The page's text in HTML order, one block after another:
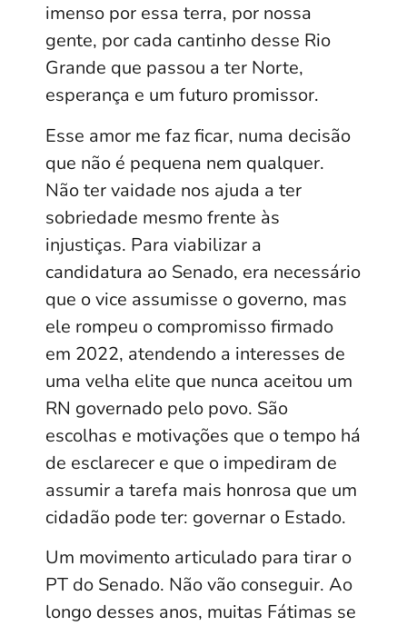
imenso por essa terra, por nossa
gente, por cada cantinho desse Rio
Grande que passou a ter Norte,
esperança e um futuro promissor.
Esse amor me faz ficar, numa decisão
que não é pequena nem qualquer.
Não ter vaidade nos ajuda a ter
sobriedade mesmo frente às
injustiças. Para viabilizar a
candidatura ao Senado, era necessário
que o vice assumisse o governo, mas
ele rompeu o compromisso firmado
em 2022, atendendo a interesses de
uma velha elite que nunca aceitou um
RN governado pelo povo. São
escolhas e motivações que o tempo há
de esclarecer e que o impediram de
assumir a tarefa mais honrosa que um
cidadão pode ter: governar o Estado.
Um movimento articulado para tirar o
PT do Senado. Não vão conseguir. Ao
longo desses anos, muitas Fátimas se